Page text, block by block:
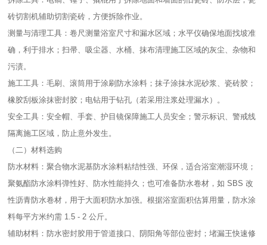
砖切割机辅助切割瓷砖，方便拆除作业。​
测量与清理工具：卷尺测量浴室尺寸和漏水区域；水平仪确保地面找坡准
确，利于排水；扫帚、吸尘器、水桶、抹布清理施工区域的灰尘、杂物和
污渍。​
施工工具：毛刷、滚筒用于涂刷防水涂料；抹子涂抹水泥砂浆、瓷砖胶；
橡胶刮板涂抹密封胶；电钻用于钻孔（若采用注浆处理漏水）。​
安全工具：安全帽、手套、护目镜保障施工人员安全；警示标识、警戒线
隔离施工区域，防止意外发生。​
（二）材料选购​
防水材料：聚合物水泥基防水涂料粘结性强、环保，适合浴室潮湿环境；
聚氨酯防水涂料弹性好、防水性能持久；也可准备防水卷材，如 SBS 改
性沥青防水卷材，用于大面积防水加强。根据浴室面积估算用量，防水涂
料每平方米约需 1.5 - 2 公斤。​
辅助材料：防水密封胶用于管道接口、阴阳角等部位密封；堵漏王快速修